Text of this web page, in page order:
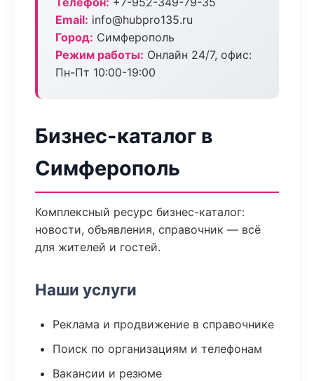
Email: info@hubpro135.ru
Город: Симферополь
Режим работы: Онлайн 24/7, офис:
Пн-Пт 10:00-19:00
Бизнес-каталог в
Симферополь
Комплексный ресурс бизнес-каталог:
новости, объявления, справочник — всё
для жителей и гостей.
Наши услуги
Реклама и продвижение в справочнике
Поиск по организациям и телефонам
Вакансии и резюме